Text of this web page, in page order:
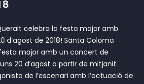
celebra la festa major amb
d’agost de 2018! Santa Coloma
major amb un concert de
20 d’agost a partir de mitjanit.
de l’escenari amb l’actuació de